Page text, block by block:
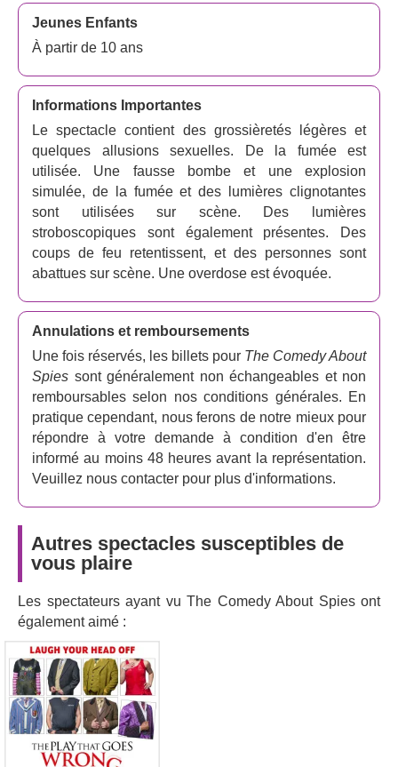
La nouvelle comédie d'espionnage du Mischief Theatre
mésaventures chaotiques, de rebondissements
intelligents et d'humour burlesque qui vous fera rire du
début à la fin.
Jeunes Enfants
À partir de 10 ans
Informations Importantes
Le spectacle contient des grossièretés légères et
quelques allusions sexuelles. De la fumée est
utilisée. Une fausse bombe et une explosion
simulée, de la fumée et des lumières clignotantes
sont utilisées sur scène. Des lumières
stroboscopiques sont également présentes. Des
coups de feu retentissent, et des personnes sont
abattues sur scène. Une overdose est évoquée.
Annulations et remboursements
Une fois réservés, les billets pour The Comedy About
Spies sont généralement non échangeables et non
remboursables selon nos conditions générales. En
pratique cependant, nous ferons de notre mieux pour
répondre à votre demande à condition d'en être
informé au moins 48 heures avant la représentation.
Veuillez nous contacter pour plus d'informations.
Autres spectacles susceptibles de
vous plaire
Les spectateurs ayant vu The Comedy About Spies ont
également aimé :
The Play That Goes
Wrong